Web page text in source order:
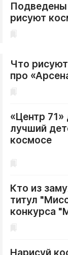
Подведены
рисуют
Что
про
«Центр 71»
лучший
космосе
Кто из
титул
конкурса